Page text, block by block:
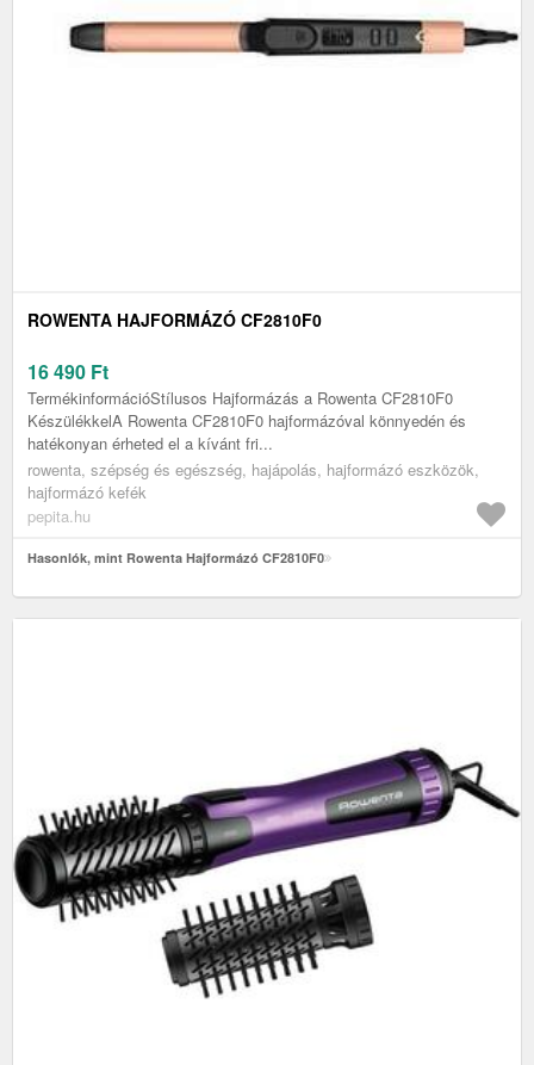
ROWENTA HAJFORMÁZÓ CF2810F0
16 490 Ft
TermékinformációStílusos Hajformázás a Rowenta CF2810F0
KészülékkelA Rowenta CF2810F0 hajformázóval könnyedén és
hatékonyan érheted el a kívánt fri...
rowenta, szépség és egészség, hajápolás, hajformázó eszközök,
hajformázó kefék
pepita.hu
Hasonlók, mint Rowenta Hajformázó CF2810F0